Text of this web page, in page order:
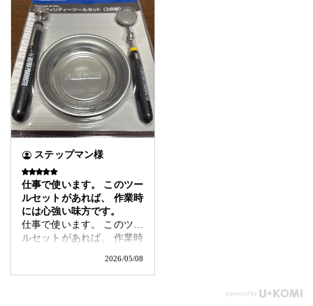
ステップマン様
仕事で使います。 このツー
ルセットがあれば、 作業時
には心強い味方です。
仕事で使います。 このツー
ルセットがあれば、 作業時
2026/05/08